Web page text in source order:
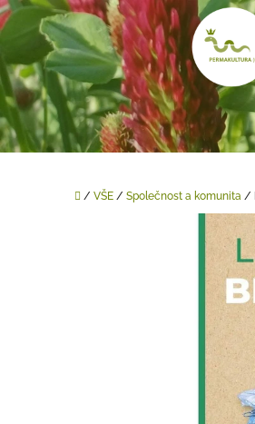
Přejít
na
Domů
/ VŠE / Společnost a komunita /